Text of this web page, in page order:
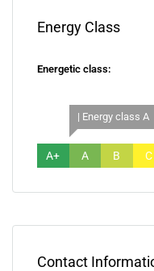
Energy Class
Energetic class:
A+
| Energy class A
A B C
Contact